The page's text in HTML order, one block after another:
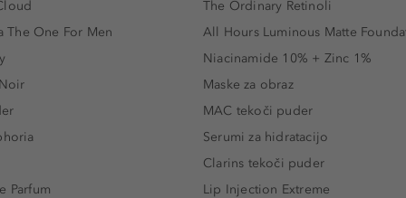
The One For Men
Parfum
The Ordinary Retinoli
All Hours Luminous Matte
Niacinamide 10% + Zinc 1%
Maske za obraz
MAC tekoči puder
Serumi za hidratacijo
Clarins tekoči puder
Lip Injection Extreme